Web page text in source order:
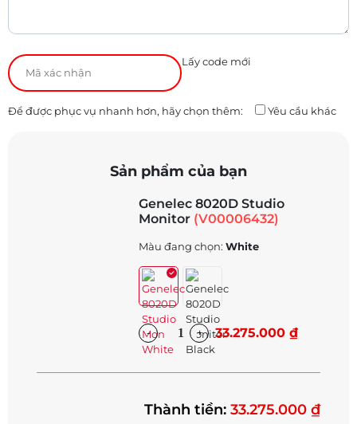
Lấy code mới
Để được phục vụ nhanh hơn, hãy chọn thêm: Yêu cầu khác
Sản phẩm của bạn
Genelec 8020D Studio
Monitor (V00006432)
Màu đang chọn:White
33.275.000 ₫
Thành tiền: 33.275.000 ₫